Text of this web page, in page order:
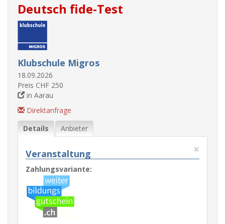
Deutsch fide-Test
Klubschule Migros
18.09.2026
Preis CHF 250
in Aarau
Direktanfrage
Details
Anbieter
×
Veranstaltung
Zahlungsvariante: